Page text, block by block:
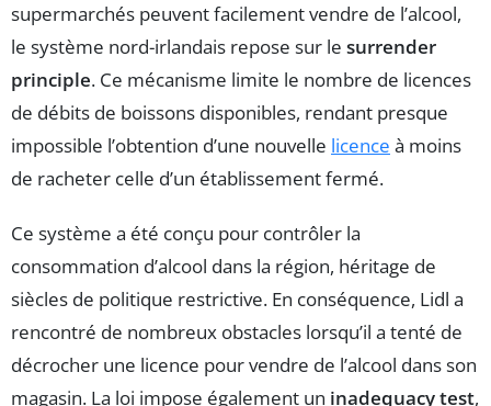
supermarchés peuvent facilement vendre de l’alcool,
le système nord-irlandais repose sur le surrender
principle. Ce mécanisme limite le nombre de licences
de débits de boissons disponibles, rendant presque
impossible l’obtention d’une nouvelle licence à moins
de racheter celle d’un établissement fermé.
Ce système a été conçu pour contrôler la
consommation d’alcool dans la région, héritage de
siècles de politique restrictive. En conséquence, Lidl a
rencontré de nombreux obstacles lorsqu’il a tenté de
décrocher une licence pour vendre de l’alcool dans son
magasin. La loi impose également un inadequacy test,